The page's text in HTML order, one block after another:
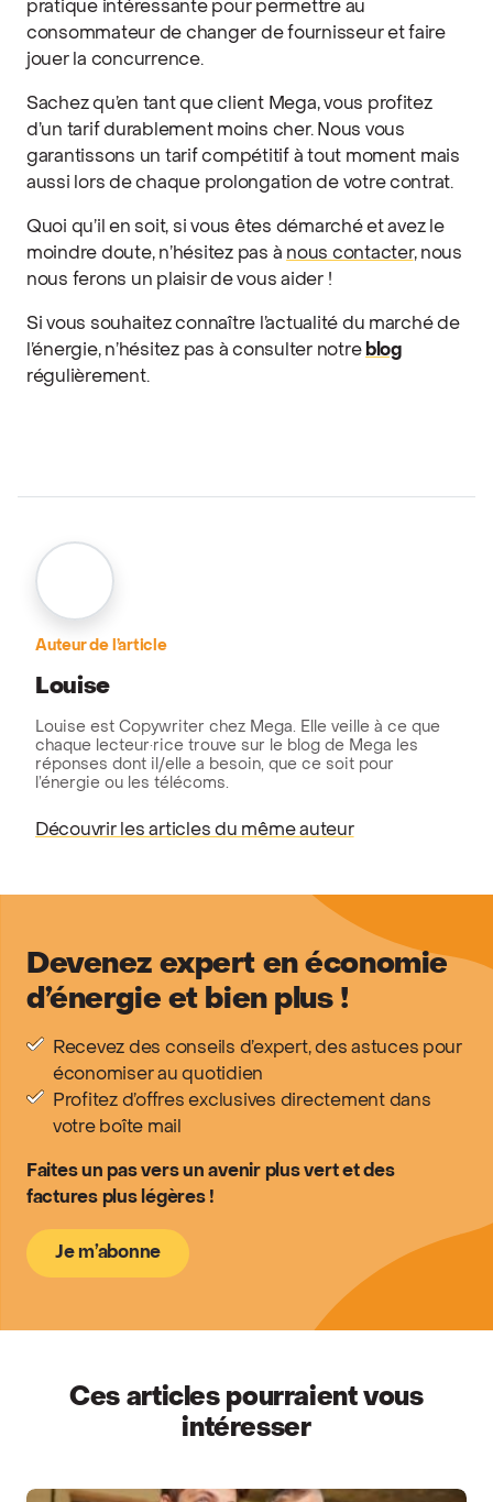
pratique intéressante pour permettre au
consommateur de changer de fournisseur et faire
jouer la concurrence.
Sachez qu’en tant que client Mega, vous profitez
d’un tarif durablement moins cher. Nous vous
garantissons un tarif compétitif à tout moment mais
aussi lors de chaque prolongation de votre contrat.
Quoi qu’il en soit, si vous êtes démarché et avez le
moindre doute, n’hésitez pas à nous contacter, nous
nous ferons un plaisir de vous aider !
Si vous souhaitez connaître l’actualité du marché de
l’énergie, n’hésitez pas à consulter notre blog
régulièrement.
Auteur de l’article
Louise
Louise est Copywriter chez Mega. Elle veille à ce que
chaque lecteur·rice trouve sur le blog de Mega les
réponses dont il/elle a besoin, que ce soit pour
l’énergie ou les télécoms.
Découvrir les articles du même auteur
Devenez expert en économie
d’énergie et bien plus !
Recevez des conseils d’expert, des astuces pour
économiser au quotidien
Profitez d’offres exclusives directement dans
votre boîte mail
Faites un pas vers un avenir plus vert et des
factures plus légères !
Je m’abonne
Ces articles pourraient vous
intéresser